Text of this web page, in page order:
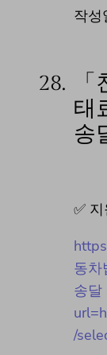
작
28.
태
송
✅
동차
송달
/